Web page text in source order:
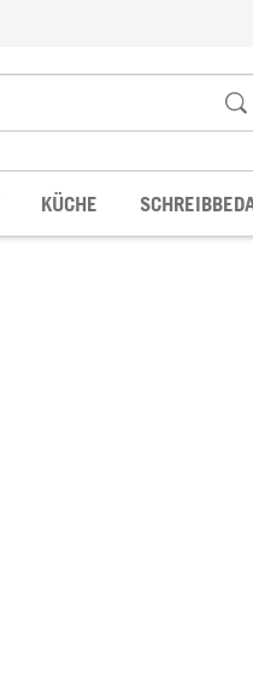
KÜCHE